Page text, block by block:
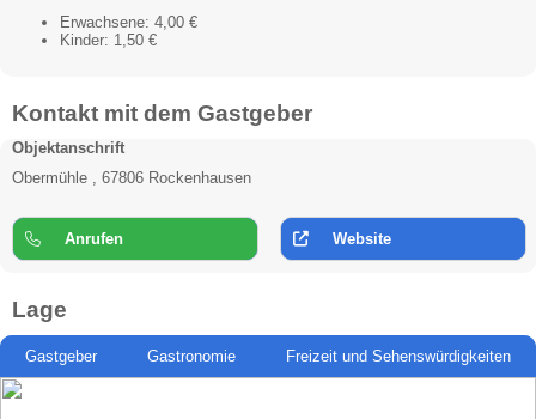
Erwachsene: 4,00 €
Kinder: 1,50 €
Kontakt mit dem Gastgeber
Objektanschrift
Obermühle , 67806 Rockenhausen
Anrufen Website
Lage
Gastgeber Gastronomie Freizeit und Sehenswürdigkeiten